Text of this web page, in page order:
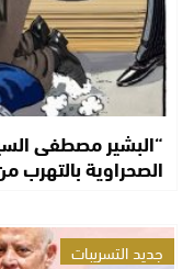
“البشير مصطفى
الصحراوية
جديد التسريبات